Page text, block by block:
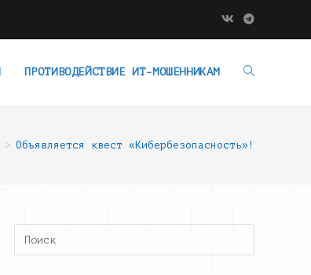
ПРОТИВОДЕЙСТВИЕ ИТ-МОШЕННИКАМ
> Объявляется квест «Кибербезопасность»!
Search
this